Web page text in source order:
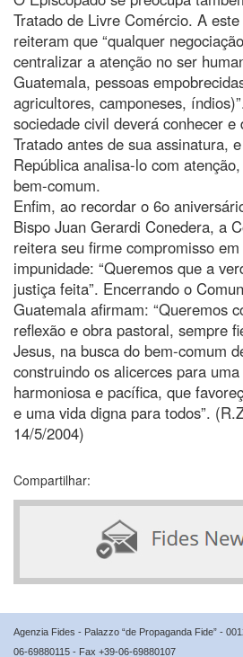
Tratado de Livre Comércio. A
reiteram que “qualquer
centralizar a atenção no ser
Guatemala, pessoas
agricultores, camponeses,
sociedade civil deverá conhecer
Tratado antes de sua assinatura,
República analisa-lo com
bem-comum.
Enfim, ao recordar o 6o
Bispo Juan Gerardi Conedera, a
reitera seu firme compromisso
impunidade: “Queremos que a
justiça feita”. Encerrando o
Guatemala afirmam: “Queremos
reflexão e obra pastoral, sempre
Jesus, na busca do bem-comum
construindo os alicerces para
harmoniosa e pacífica, que
e uma vida digna para todos”.
14/5/2004)
Compartilhar:
Agenzia Fides - Palazzo “de Propaganda Fide” -
06-69880115 - Fax +39-06-69880107